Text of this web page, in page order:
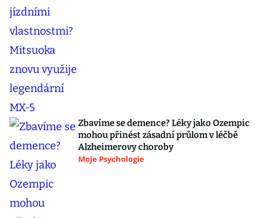
Zbavíme se demence? Léky jako Ozempic
mohou přinést zásadní průlom v léčbě
Alzheimerovy choroby
Moje Psychologie